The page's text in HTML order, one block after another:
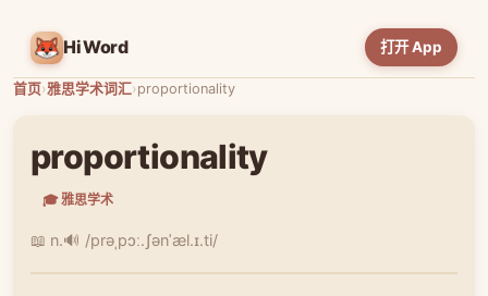
HiWord 打开 App
首页›雅思学术词汇›proportionality
proportionality
🎓 雅思学术
📖 n.🔊 /prəˌpɔː.ʃənˈæl.ɪ.ti/